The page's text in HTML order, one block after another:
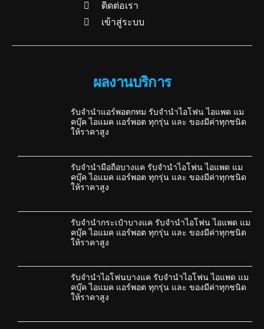
ติดต่อเรา
เข้าสู่ระบบ
ผลงานบริการ
รับจำนำแอร์พอตกทม รับจำนำไอโฟน ไอแพด แม
คบุ๊ค ไอแมค แอร์พอต ทุกรุ่น และ ของมีค่าทุกชนิด
ให้ราคาสูง
รับจำนำมือถือบางแค รับจำนำไอโฟน ไอแพด แม
คบุ๊ค ไอแมค แอร์พอต ทุกรุ่น และ ของมีค่าทุกชนิด
ให้ราคาสูง
รับจำนำกระเป๋าบางแค รับจำนำไอโฟน ไอแพด แม
คบุ๊ค ไอแมค แอร์พอต ทุกรุ่น และ ของมีค่าทุกชนิด
ให้ราคาสูง
รับจำนำไอโฟนบางแค รับจำนำไอโฟน ไอแพด แม
คบุ๊ค ไอแมค แอร์พอต ทุกรุ่น และ ของมีค่าทุกชนิด
ให้ราคาสูง